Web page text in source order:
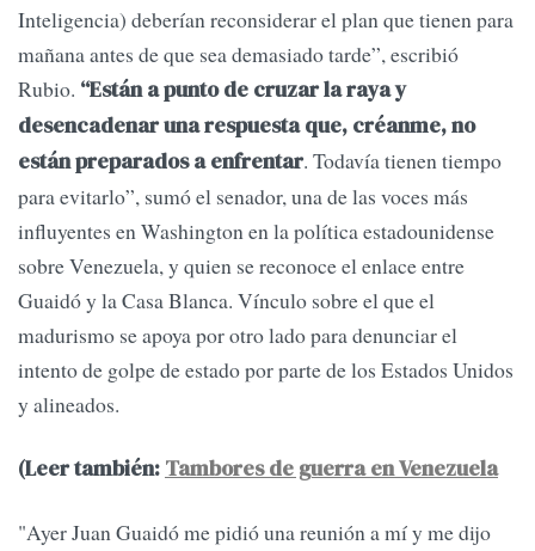
Inteligencia) deberían reconsiderar el plan que tienen para
mañana antes de que sea demasiado tarde”, escribió
Rubio. “Están a punto de cruzar la raya y
desencadenar una respuesta que, créanme, no
están preparados a enfrentar. Todavía tienen tiempo
para evitarlo”, sumó el senador, una de las voces más
influyentes en Washington en la política estadounidense
sobre Venezuela, y quien se reconoce el enlace entre
Guaidó y la Casa Blanca. Vínculo sobre el que el
madurismo se apoya por otro lado para denunciar el
intento de golpe de estado por parte de los Estados Unidos
y alineados.
(Leer también: Tambores de guerra en Venezuela
"Ayer Juan Guaidó me pidió una reunión a mí y me dijo